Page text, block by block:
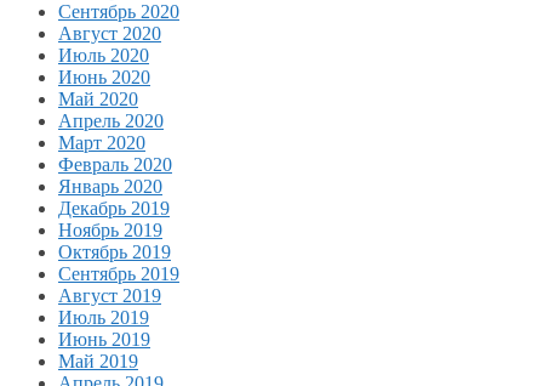
Сентябрь 2020
Август 2020
Июль 2020
Июнь 2020
Май 2020
Апрель 2020
Март 2020
Февраль 2020
Январь 2020
Декабрь 2019
Ноябрь 2019
Октябрь 2019
Сентябрь 2019
Август 2019
Июль 2019
Июнь 2019
Май 2019